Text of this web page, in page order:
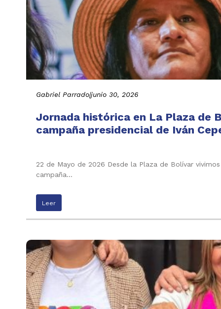
Gabriel Parrado|junio 30, 2026
Jornada histórica en La Plaza de
campaña presidencial de Iván
22 de Mayo de 2026 Desde la Plaza de Bolívar
campaña…
Leer